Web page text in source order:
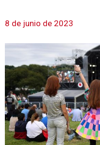
8 de junio de 2023